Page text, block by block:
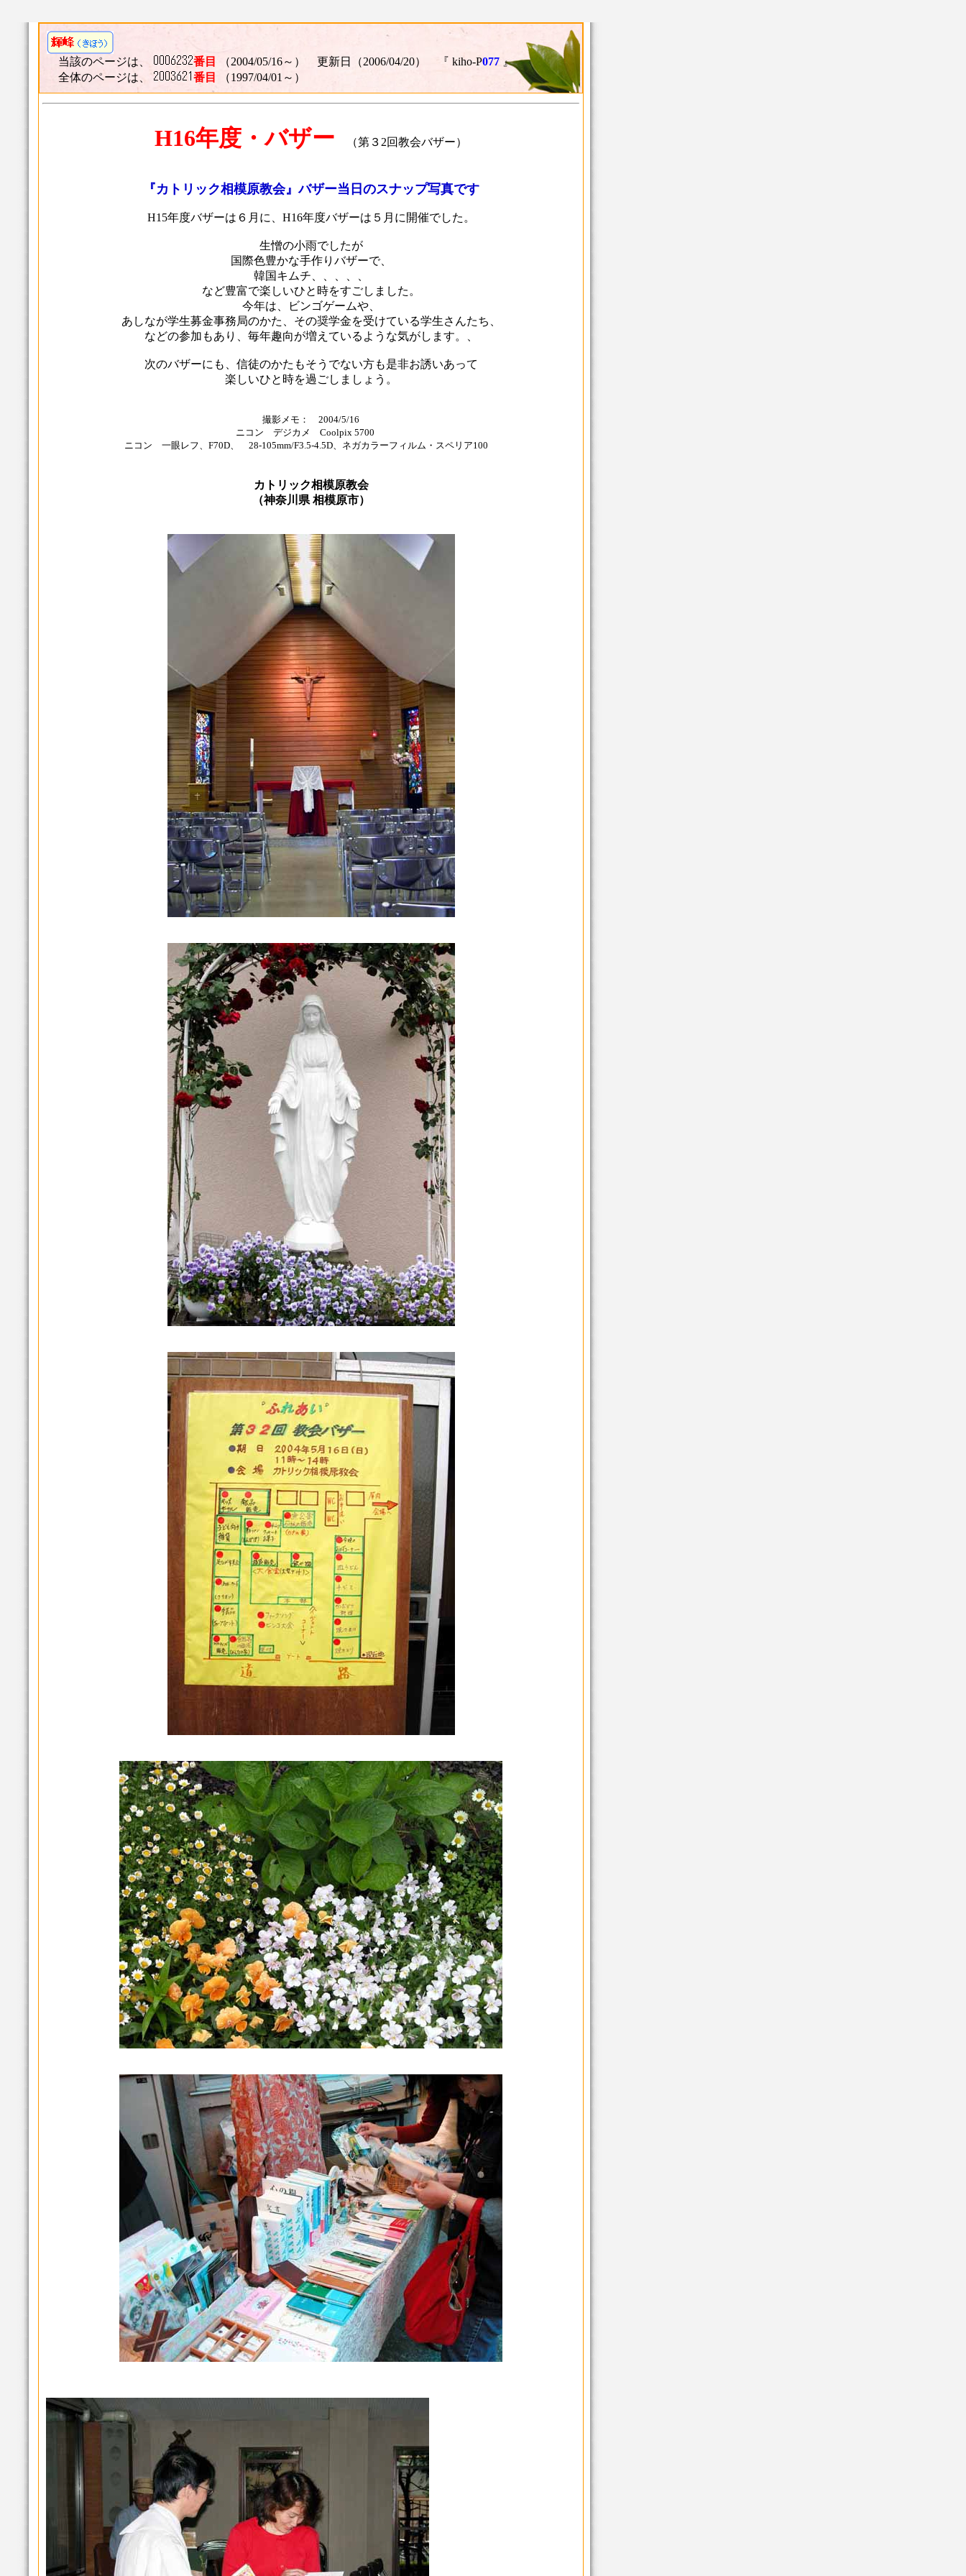
当該のページは、 番目 （2004/05/16～） 更新日（2006/04/20） 『 kiho-P077 』
全体のページは、
番目 （1997/04/01～）
H16年度・バザー （第３2回教会バザー）
『カトリック相模原教会』バザー当日のスナップ写真です
H15年度バザーは６月に、H16年度バザーは５月に開催でした。
生憎の小雨でしたが
国際色豊かな手作りバザーで、
韓国キムチ、、、、、
など豊富で楽しいひと時をすごしました。
今年は、ビンゴゲームや、
あしなが学生募金事務局のかた、その奨学金を受けている学生さんたち、
などの参加もあり、毎年趣向が増えているような気がします。、
次のバザーにも、信徒のかたもそうでない方も是非お誘いあって
楽しいひと時を過ごしましょう。
撮影メモ： 2004/5/16
ニコン デジカメ Coolpix 5700
ニコン 一眼レフ、F70D、 28-105mm/F3.5-4.5D、ネガカラーフィルム・スペリア100
カトリック相模原教会
（神奈川県 相模原市）